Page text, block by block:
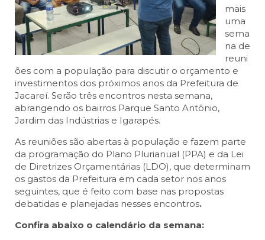
mais
uma
sema
na de
reuni
ões com a população para discutir o orçamento e
investimentos dos próximos anos da Prefeitura de
Jacareí. Serão três encontros nesta semana,
abrangendo os bairros Parque Santo Antônio,
Jardim das Indústrias e Igarapés.
As reuniões são abertas à população e fazem parte
da programação do Plano Plurianual (PPA) e da Lei
de Diretrizes Orçamentárias (LDO), que determinam
os gastos da Prefeitura em cada setor nos anos
seguintes, que é feito com base nas propostas
debatidas e planejadas nesses encontros.
Confira abaixo o calendário da semana: